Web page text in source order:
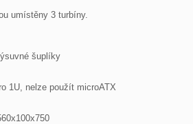
umístěny 3 turbíny.
šuplíky
1U, nelze použít microATX